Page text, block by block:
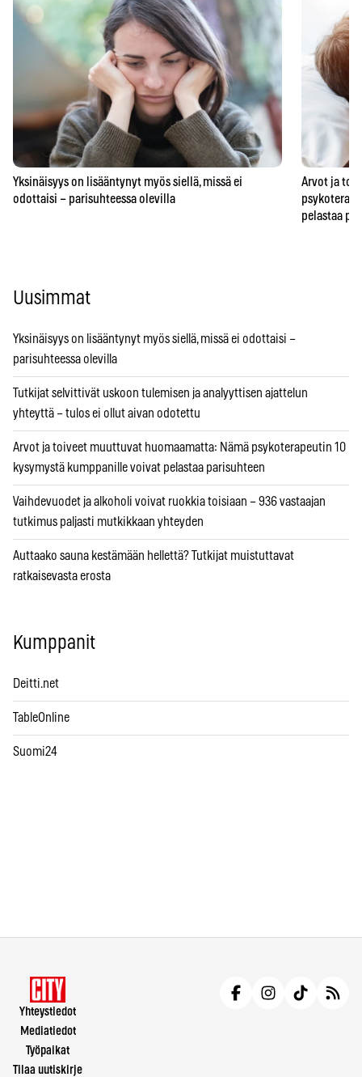
Yksinäisyys on lisääntynyt myös siellä, missä ei
odottaisi – parisuhteessa olevilla
Arvot ja
pelastaa
Uusimmat
Yksinäisyys on lisääntynyt myös siellä, missä ei odottaisi –
parisuhteessa olevilla
Tutkijat selvittivät uskoon tulemisen ja analyyttisen ajattelun
yhteyttä – tulos ei ollut aivan odotettu
Arvot ja toiveet muuttuvat huomaamatta: Nämä psykoterapeutin 10
kysymystä kumppanille voivat pelastaa parisuhteen
Vaihdevuodet ja alkoholi voivat ruokkia toisiaan – 936 vastaajan
tutkimus paljasti mutkikkaan yhteyden
Auttaako sauna kestämään hellettä? Tutkijat muistuttavat
ratkaisevasta erosta
Kumppanit
Deitti.net
TableOnline
Suomi24
Yhteystiedot
Mediatiedot
Työpaikat
Tilaa uutiskirje